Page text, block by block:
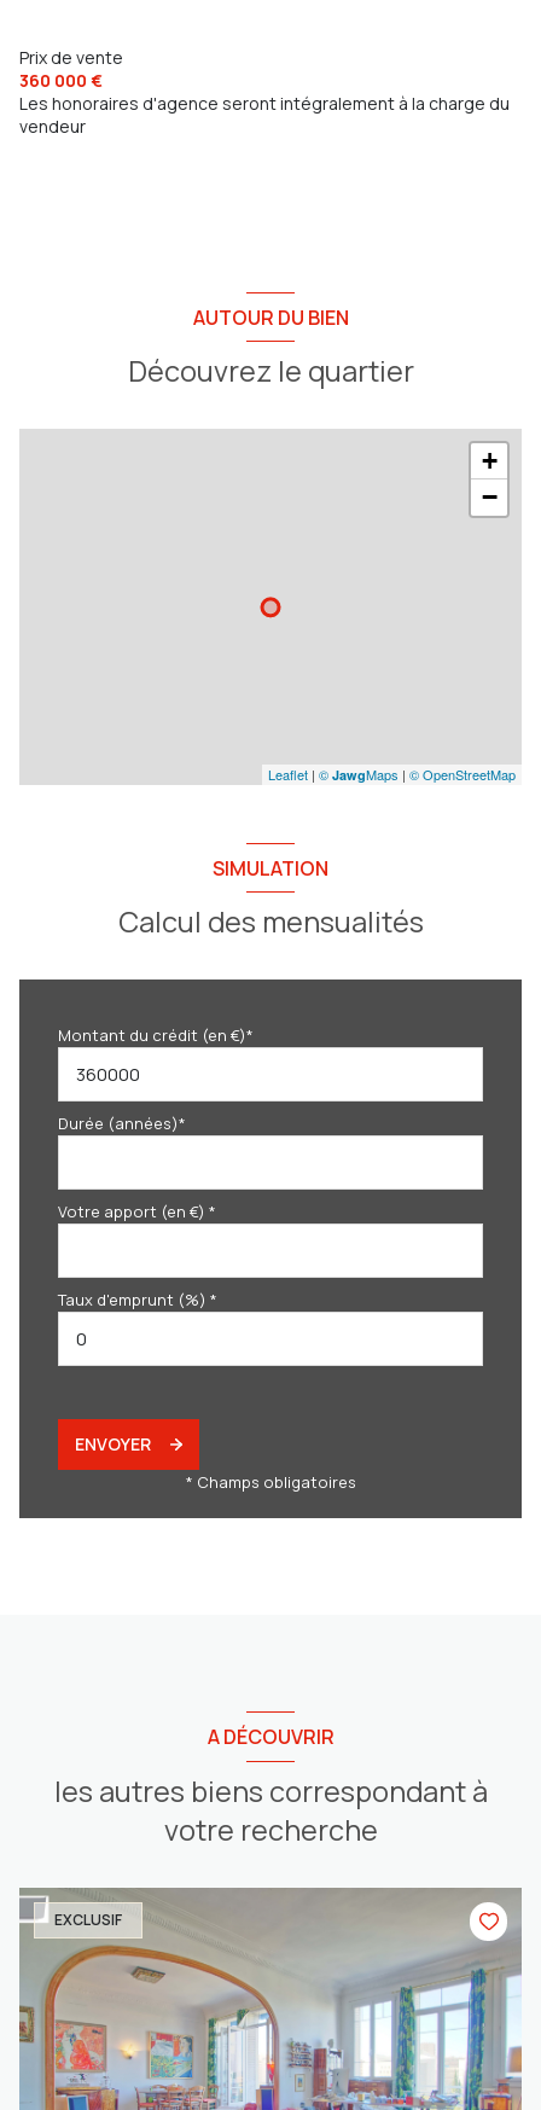
Prix de vente
360 000 €
Les honoraires d'agence seront intégralement à la charge du
vendeur
AUTOUR DU BIEN
Découvrez le quartier
+
−
Leaflet | © JawgMaps | © OpenStreetMap
SIMULATION
Calcul des mensualités
Montant du crédit (en €)*
Durée (années)*
Votre apport (en €) *
Taux d'emprunt (%) *
ENVOYER
* Champs obligatoires
A DÉCOUVRIR
les autres biens correspondant à
votre recherche
EXCLUSIF